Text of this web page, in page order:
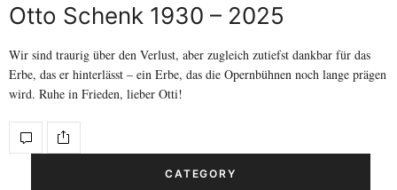
Otto Schenk 1930 – 2025
Wir sind traurig über den Verlust, aber zugleich zutiefst dankbar für das
Erbe, das er hinterlässt – ein Erbe, das die Opernbühnen noch lange prägen
wird. Ruhe in Frieden, lieber Otti!
CATEGORY